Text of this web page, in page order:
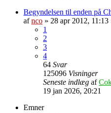
Begyndelsen til enden på
afnco » 28 apr 2012, 11:13
1
2
3
4
64 Svar
125096 Visninger
Seneste indlæg af
19 jan 2026, 20:21
Emner